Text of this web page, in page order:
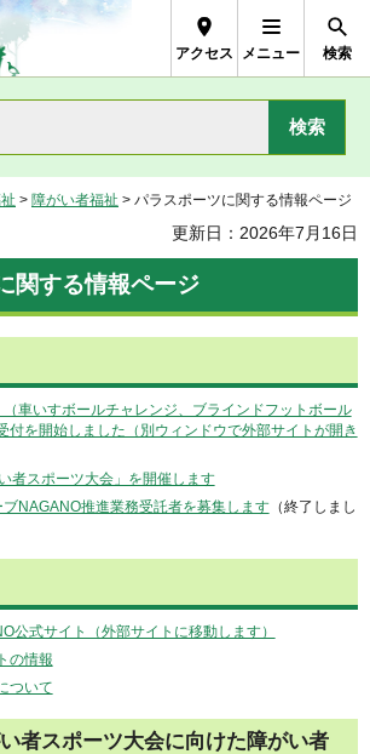
県Nagano Prefecture
アクセス メニュー 検索
> 障がい者福祉 > パラスポーツに関する情報ページ
更新日：2026年7月16日
関する情報ページ
車いすボールチャレンジ、ブラインドフットボール
付を開始しました（別ウィンドウで外部サイトが開き
者スポーツ大会」を開催します
NAGANO推進業務受託者を募集します（終了しまし
公式サイト（外部サイトに移動します）
の情報
ついて
者スポーツ大会に向けた障がい者